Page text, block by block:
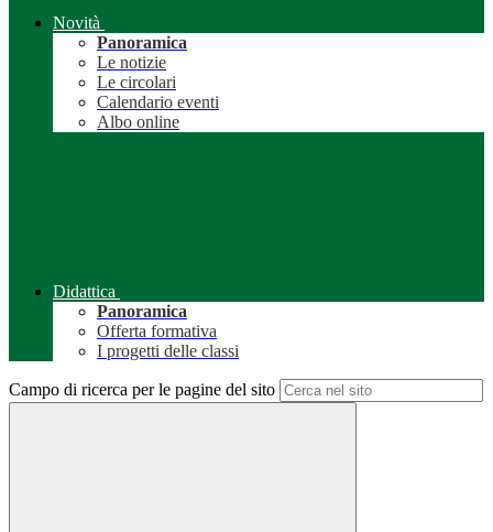
Novità
Panoramica
Le notizie
Le circolari
Calendario eventi
Albo online
Didattica
Panoramica
Offerta formativa
I progetti delle classi
Campo di ricerca per le pagine del sito